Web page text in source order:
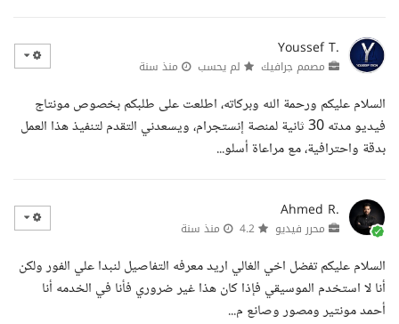
Youssef T.
مصمم جرافيك لم يحسب منذ سنة
السلام عليكم ورحمة الله وبركاته، اطلعت على طلبكم بخصوص مونتاج
فيديو مدته 30 ثانية لمنصة إنستجرام، ويسعدني التقدم لتنفيذ هذا العمل
بدقة واحترافية، مع مراعاة أسلو...
Ahmed R.
محرر فيديو منذ سنة
السلام عليكم تفضل اخي الغالي اريد معرفه التفاصيل لنبدا علي الفور ولكن
أنا لا استخدم الموسيقي فإذا كان هذا غير ضروري فأنا في الخدمه أنا
أحمد مونتير ومصور وصانع م...